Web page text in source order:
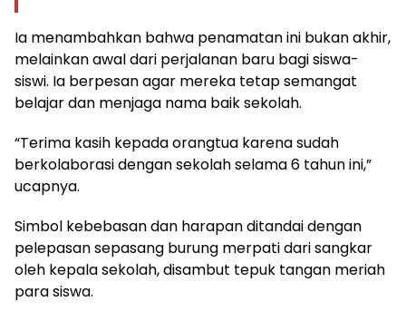
Ia menambahkan bahwa penamatan ini bukan akhir,
melainkan awal dari perjalanan baru bagi siswa-
siswi. Ia berpesan agar mereka tetap semangat
belajar dan menjaga nama baik sekolah.
“Terima kasih kepada orangtua karena sudah
berkolaborasi dengan sekolah selama 6 tahun ini,”
ucapnya.
Simbol kebebasan dan harapan ditandai dengan
pelepasan sepasang burung merpati dari sangkar
oleh kepala sekolah, disambut tepuk tangan meriah
para siswa.